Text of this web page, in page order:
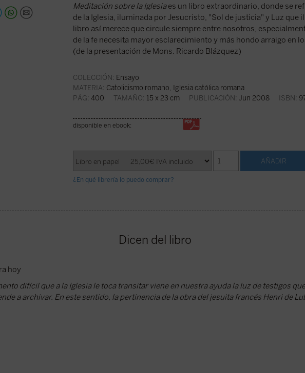
Meditación sobre la Iglesiaes un libro extraordinario, donde se
de la Iglesia, iluminada por Jesucristo, "Sol de justicia" y Luz que
libro así merece que circule siempre entre nosotros,
de la fe necesita mayor esclarecimiento y más hondo arraigo en
(de la presentación de Mons. Ricardo Blázquez)
COLECCIÓN: Ensayo
MATERIA: Catolicismo romano, Iglesia católica romana
PÁG: 400 TAMAÑO: 15 x 23 cm PUBLICACIÓN: Jun 2008 ISBN:
disponible en ebook:
¿En qué librería lo puedo comprar?
Dicen del libro
hoy
difícil que a la Iglesia le toca transitar viene en nuestra ayuda la luz de testigos
a archivar. En este sentido, la pertinencia de la obra del jesuita francés Henri de